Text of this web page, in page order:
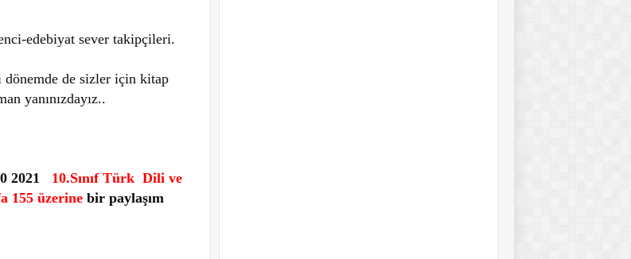
edebiyat sever takipçileri.
de sizler için kitap
yanınızdayız..
2021
10.Sınıf Türk Dili ve
155 üzerine bir paylaşım